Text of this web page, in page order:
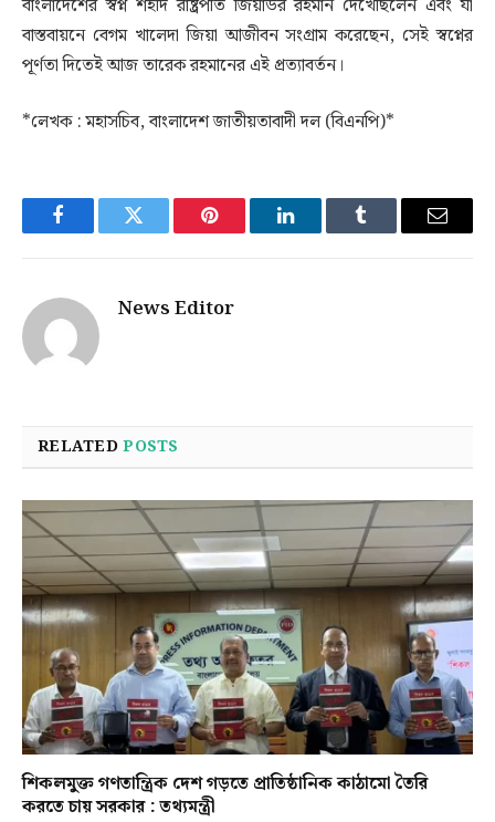
বাংলাদেশের স্বপ্ন শহীদ রাষ্ট্রপতি জিয়াউর রহমান দেখেছিলেন এবং যা
বাস্তবায়নে বেগম খালেদা জিয়া আজীবন সংগ্রাম করেছেন, সেই স্বপ্নের
পূর্ণতা দিতেই আজ তারেক রহমানের এই প্রত্যাবর্তন।
*লেখক : মহাসচিব, বাংলাদেশ জাতীয়তাবাদী দল (বিএনপি)*
FacebookTwitter Pinterest LinkedInTumblr Email
News Editor
RELATEDPOSTS
শিকলমুক্ত গণতান্ত্রিক দেশ গড়তে প্রাতিষ্ঠানিক কাঠামো তৈরি
করতে চায় সরকার : তথ্যমন্ত্রী